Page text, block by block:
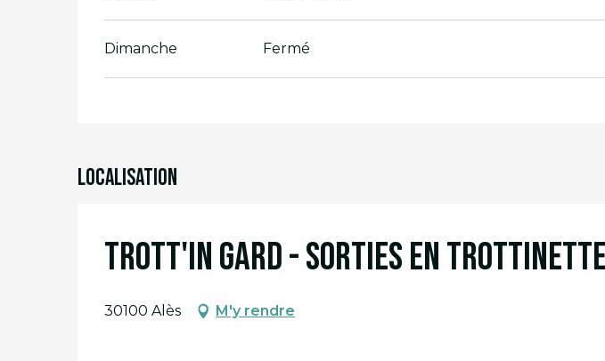
Dimanche Fermé
Localisation
Trott'in Gard - Sorties en
30100 Alès M'y rendre